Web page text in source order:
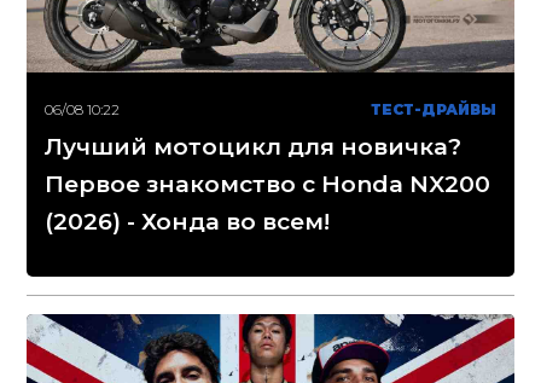
06/08 10:22 ТЕСТ-ДРАЙВЫ
Лучший мотоцикл для новичка?
Первое знакомство с Honda NX200
(2026) - Хонда во всем!